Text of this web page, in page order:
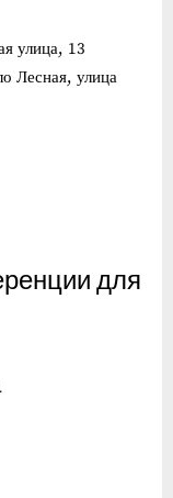
улица, 13
Лесная, улица
для